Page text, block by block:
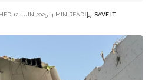
12 JUIN 2025 4 MIN READ